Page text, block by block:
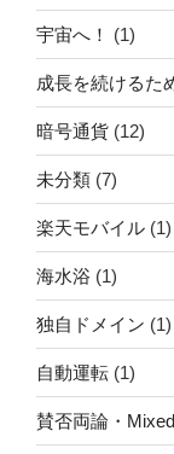
宇宙へ！ (1)
成長を続けるた
暗号通貨 (12)
未分類 (7)
楽天モバイル (1)
海水浴 (1)
独自ドメイン (1)
自動運転 (1)
賛否両論・